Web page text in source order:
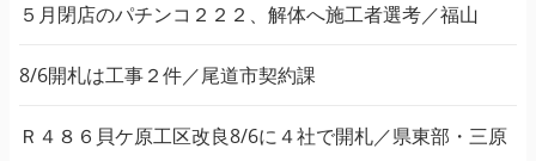
５月閉店のパチンコ２２２、解体へ施工者選考／福山
8/6開札は工事２件／尾道市契約課
Ｒ４８６貝ケ原工区改良8/6に４社で開札／県東部・三原